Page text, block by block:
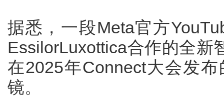
据悉，一段Meta官方
EssilorLuxottica合作的全新
在2025年Connect大会发布
镜。